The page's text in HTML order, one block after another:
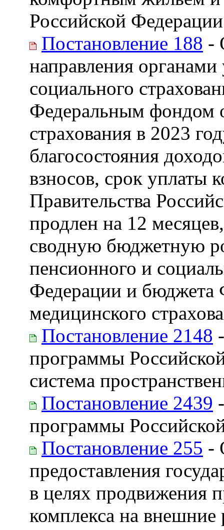
Российской
Постановление 188 -
направления
социального
Федеральным фондом
страхования в 2023
благосостояния
взносов, срок уплаты
Правительства
продлен на 12
сводную бюджетную
пенсионного и
Федерации и бюджета
медицинского
Постановление 2148
программы
система
Постановление 2439
программы
Постановление 255 -
предоставления
в целях продвижения
комплекса на